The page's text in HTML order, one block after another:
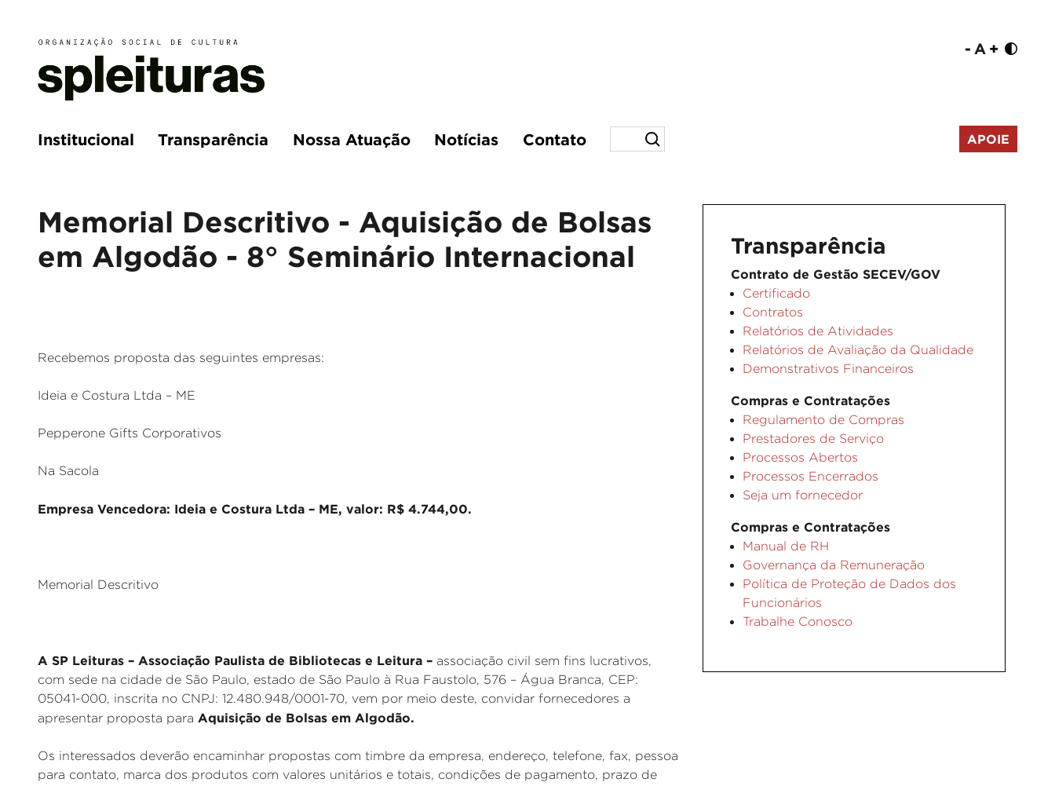
- A +
Institucional Transparência Nossa Atuação Notícias Contato APOIE
Memorial Descritivo - Aquisição de Bolsas
em Algodão - 8° Seminário Internacional
Recebemos proposta das seguintes empresas:
Ideia e Costura Ltda – ME
Pepperone Gifts Corporativos
Na Sacola
Empresa Vencedora: Ideia e Costura Ltda – ME, valor: R$ 4.744,00.
Memorial Descritivo
A SP Leituras – Associação Paulista de Bibliotecas e Leitura – associação civil sem fins lucrativos,
com sede na cidade de São Paulo, estado de São Paulo à Rua Faustolo, 576 – Água Branca, CEP:
05041-000, inscrita no CNPJ: 12.480.948/0001-70, vem por meio deste, convidar fornecedores a
apresentar proposta para Aquisição de Bolsas em Algodão.
Os interessados deverão encaminhar propostas com timbre da empresa, endereço, telefone, fax, pessoa
para contato, marca dos produtos com valores unitários e totais, condições de pagamento, prazo de
Transparência
Contrato de Gestão SECEV/GOV
Certificado
Contratos
Relatórios de Atividades
Relatórios de Avaliação da Qualidade
Demonstrativos Financeiros
Compras e Contratações
Regulamento de Compras
Prestadores de Serviço
Processos Abertos
Processos Encerrados
Seja um fornecedor
Compras e Contratações
Manual de RH
Governança da Remuneração
Política de Proteção de Dados dos
Funcionários
Trabalhe Conosco